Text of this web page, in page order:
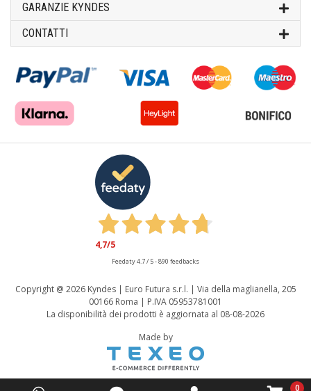
GARANZIE KYNDES
CONTATTI
Copyright @ 2026 Kyndes | Euro Futura s.r.l. | Via della maglianella, 205
00166 Roma | P.IVA 05953781001
La disponibilità dei prodotti è aggiornata al 08-08-2026
4,7/5
Feedaty4.7/ 5-890 feedbacks
Made by
0